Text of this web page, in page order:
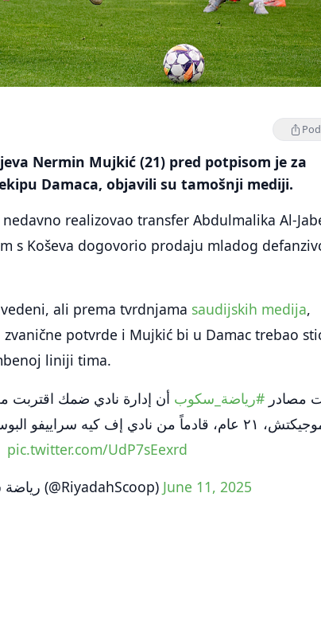
Nermin Mujkić (21) pred potpisom je za
Damaca, objavili su tamošnji mediji.
realizovao transfer Abdulmalika Al-
s Koševa dogovorio prodaju mladog
ali prema tvrdnjama saudijskih medija,
potvrde i Mujkić bi u Damac trebao
liniji tima.
مصادر #رياضة_سكوب أن إدارة نادي ضمك اقتربت
٢١ عام، قادماً من نادي إف كيه سراييفو البوسني.
pic.twitter.com/UdP7sEexrd
— رياضة سكوب (@RiyadahScoop) June 11, 2025